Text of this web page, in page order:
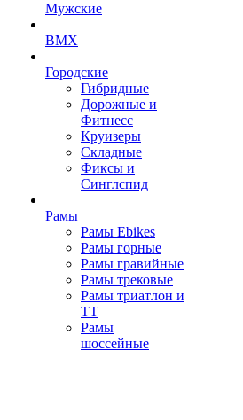
Мужские
BMX
Городские
Гибридные
Дорожные и
Фитнесс
Круизеры
Складные
Фиксы и
Синглспид
Рамы
Рамы Ebikes
Рамы горные
Рамы гравийные
Рамы трековые
Рамы триатлон и
ТТ
Рамы
шоссейные